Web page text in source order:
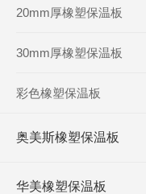
20mm厚橡塑保温板
30mm厚橡塑保温板
彩色橡塑保温板
奥美斯橡塑保温板
华美橡塑保温板